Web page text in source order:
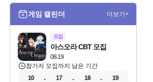
게임 캘린더 더보기+
모집
08.19
아스오라 CBT 모집
참가자 모집까지 남은 기간
10
17 18 18